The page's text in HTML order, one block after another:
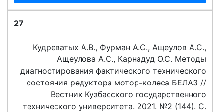
27
Кудреватых А.В., Фурман А.С., Ащеулов А.С.,
Ащеулова А.С., Карнадуд О.С. Методы
диагностирования фактического технического
состояния редуктора мотор-колеса БЕЛАЗ //
Вестник Кузбасского государственного
технического университета. 2021. №2 (144). C.